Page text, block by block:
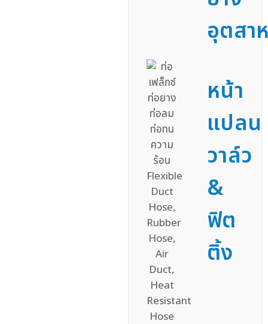
อุตสา
หน้า
แปลน
วาล์ว
&
ฟิต
ติ้ง